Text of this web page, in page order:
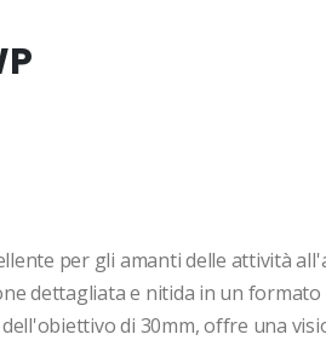
per gli amanti delle attività
dettagliata e nitida in un formato
di 30mm, offre una